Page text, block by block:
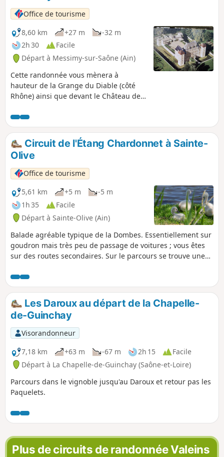
Office de tourisme
8,60 km
+27 m
-32 m
2h 30
Facile
Départ à Messimy-sur-Saône (Ain)
Cette randonnée vous mènera à
hauteur de la Grange du Diable (côté
Rhône) ainsi que devant le Château de
Circuit de l'Étang Chardonnet à Sainte-
Olive
Office de tourisme
5,61 km
+5 m
-5 m
1h 35
Facile
Départ à Sainte-Olive (Ain)
Balade agréable typique de la Dombes. Essentiellement sur
goudron mais très peu de passage de voitures ; vous êtes
sur des routes secondaires. Sur le parcours se trouve une
cette année 2020. La vue sur les étangs est dégagée et vous
rencontrerez de nombreux oiseaux variés. Plusieurs
paysages rythment la balade : étangs, champs, bosquets et
même une vue sur le Beaujolais.
Les Daroux au départ de la Chapelle-
de-Guinchay
Visorandonneur
7,18 km
+63 m -67 m 2h 15
Facile
Départ à La Chapelle-de-Guinchay (Saône-et-Loire)
Parcours dans le vignoble jusqu'au Daroux et retour pas les
Paquelets.
Plus de circuits de randonnée Valeins